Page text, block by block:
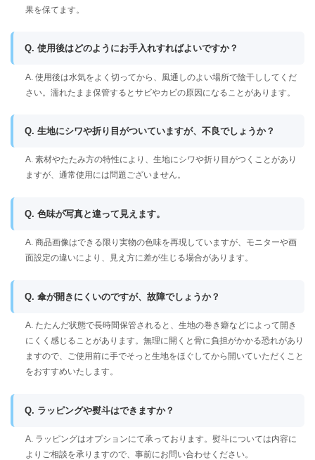
果を保てます。
Q. 使用後はどのようにお手入れすればよいですか？
A. 使用後は水気をよく切ってから、風通しのよい場所で陰干ししてくだ
さい。濡れたまま保管するとサビやカビの原因になることがあります。
Q. 生地にシワや折り目がついていますが、不良でしょうか？
A. 素材やたたみ方の特性により、生地にシワや折り目がつくことがあり
ますが、通常使用には問題ございません。
Q. 色味が写真と違って見えます。
A. 商品画像はできる限り実物の色味を再現していますが、モニターや画
面設定の違いにより、見え方に差が生じる場合があります。
Q. 傘が開きにくいのですが、故障でしょうか？
A. たたんだ状態で長時間保管されると、生地の巻き癖などによって開き
にくく感じることがあります。無理に開くと骨に負担がかかる恐れがあり
ますので、ご使用前に手でそっと生地をほぐしてから開いていただくこと
をおすすめいたします。
Q. ラッピングや熨斗はできますか？
A. ラッピングはオプションにて承っております。熨斗については内容に
よりご相談を承りますので、事前にお問い合わせください。